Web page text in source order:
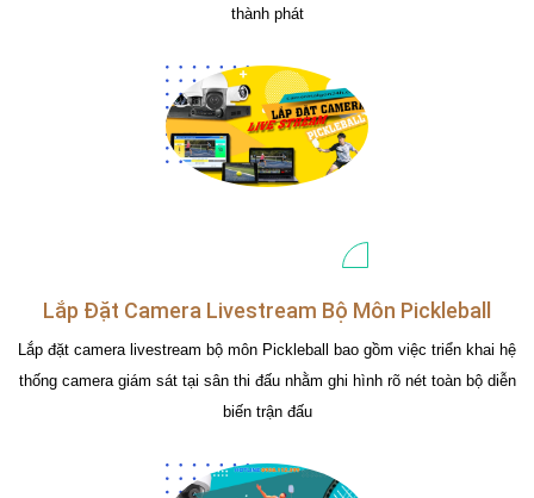
thành phát
Lắp Đặt Camera Livestream Bộ Môn Pickleball
Lắp đặt camera livestream bộ môn Pickleball bao gồm việc triển khai hệ
thống camera giám sát tại sân thi đấu nhằm ghi hình rõ nét toàn bộ diễn
biến trận đấu